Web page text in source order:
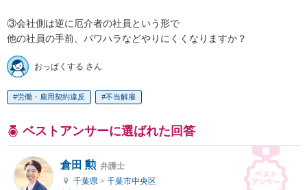
③会社側は逆に厄介者の社員という形で
他の社員の手前、パワハラなどやりにくくなりますか？
おっぱくする さん
労働・雇用契約違反 不当解雇
ベストアンサーに選ばれた回答
倉田 勲 弁護士
千葉県 > 千葉市中央区